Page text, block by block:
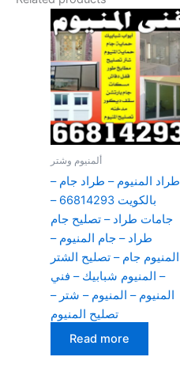
ألمنيوم وشتر
طراد المنيوم – طراد جام –
بالكويت 66814293 –
جامات طراد – تصليح جام
طراد – جام المنيوم –
المنيوم جام – تصليح الشتر
– المنيوم شبابيك – فني
المنيوم – المنيوم – شتر –
تصليح المنيوم
Read more